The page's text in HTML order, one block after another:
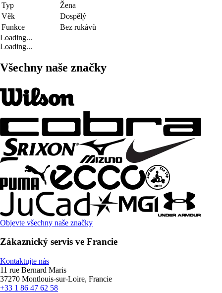
Typ
Žena
Věk
Dospělý
Funkce
Bez rukávů
Loading...
Loading...
Všechny naše značky
Objevte všechny naše značky
Zákaznický servis ve Francie
Kontaktujte nás
11 rue Bernard Maris
37270 Montlouis-sur-Loire, Francie
+33 1 86 47 62 58